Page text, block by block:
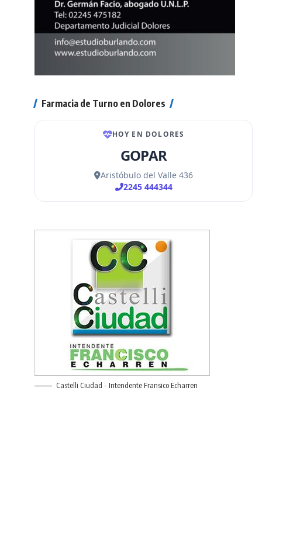
Farmacia de Turno en Dolores
Castelli Ciudad - Intendente Fransico Echarren